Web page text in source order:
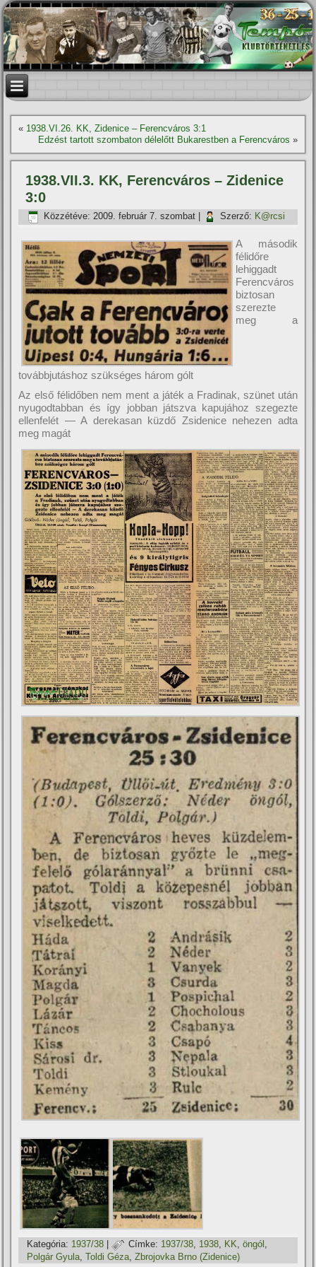
« 1938.VI.26. KK, Zidenice – Ferencváros 3:1
Edzést tartott szombaton délelőtt Bukarestben a Ferencváros »
1938.VII.3. KK, Ferencváros – Zidenice
3:0
Közzétéve: 2009. február 7. szombat Szerző: K@rcsi
A második
félidőre
lehiggadt
Ferencváros
biztosan
szerezte
meg a
továbbjutáshoz szükséges három gólt
Az első félidőben nem ment a játék a Fradinak, szünet után
nyugodtabban és így jobban játszva kapujához szegezte
ellenfelét — A derekasan küzdő Zsidenice nehezen adta
meg magát
Kategória: 1937/38 | Címke: 1937/38, 1938, KK,öngól ,
Polgár Gyula ,Toldi Géza ,Zbrojovka Brno (Zidenice)